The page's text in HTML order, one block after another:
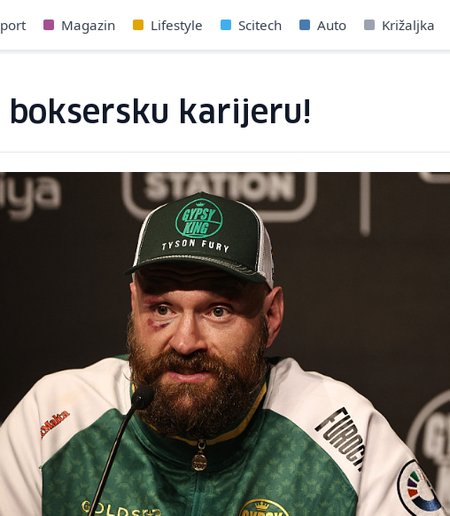
Magazin Lifestyle Scitech Auto Križaljka
karijeru!